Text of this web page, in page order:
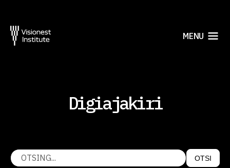
MENU
Digiajakiri
OTSI